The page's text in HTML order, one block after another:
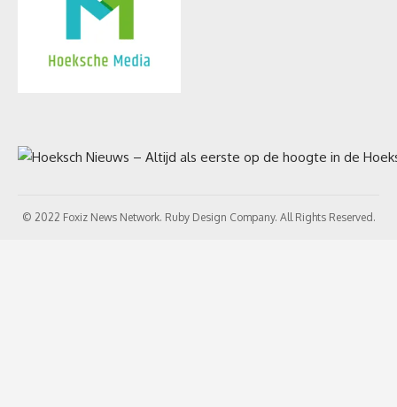
© 2022 Foxiz News Network. Ruby Design Company. All Rights Reserved.